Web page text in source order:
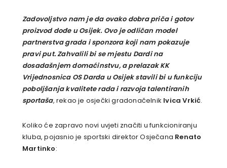
Zadovoljstvo nam je da ovako dobra priča i gotov
proizvod dođe u Osijek. Ovo je odličan model
partnerstva grada i sponzora koji nam pokazuje
pravi put. Zahvalili bi se mjestu Dardi na
dosadašnjem domaćinstvu, a prelazak KK
Vrijednosnica OS Darda u Osijek stavili bi u funkciju
poboljšanja kvalitete rada i razvoja talentiranih
sportaša, rekao je osječki gradonačelnik Ivica Vrkić.
Koliko će zapravo novi uvjeti značiti u funkcioniranju
kluba, pojasnio je sportski direktor Osječana Renato
Martinko: